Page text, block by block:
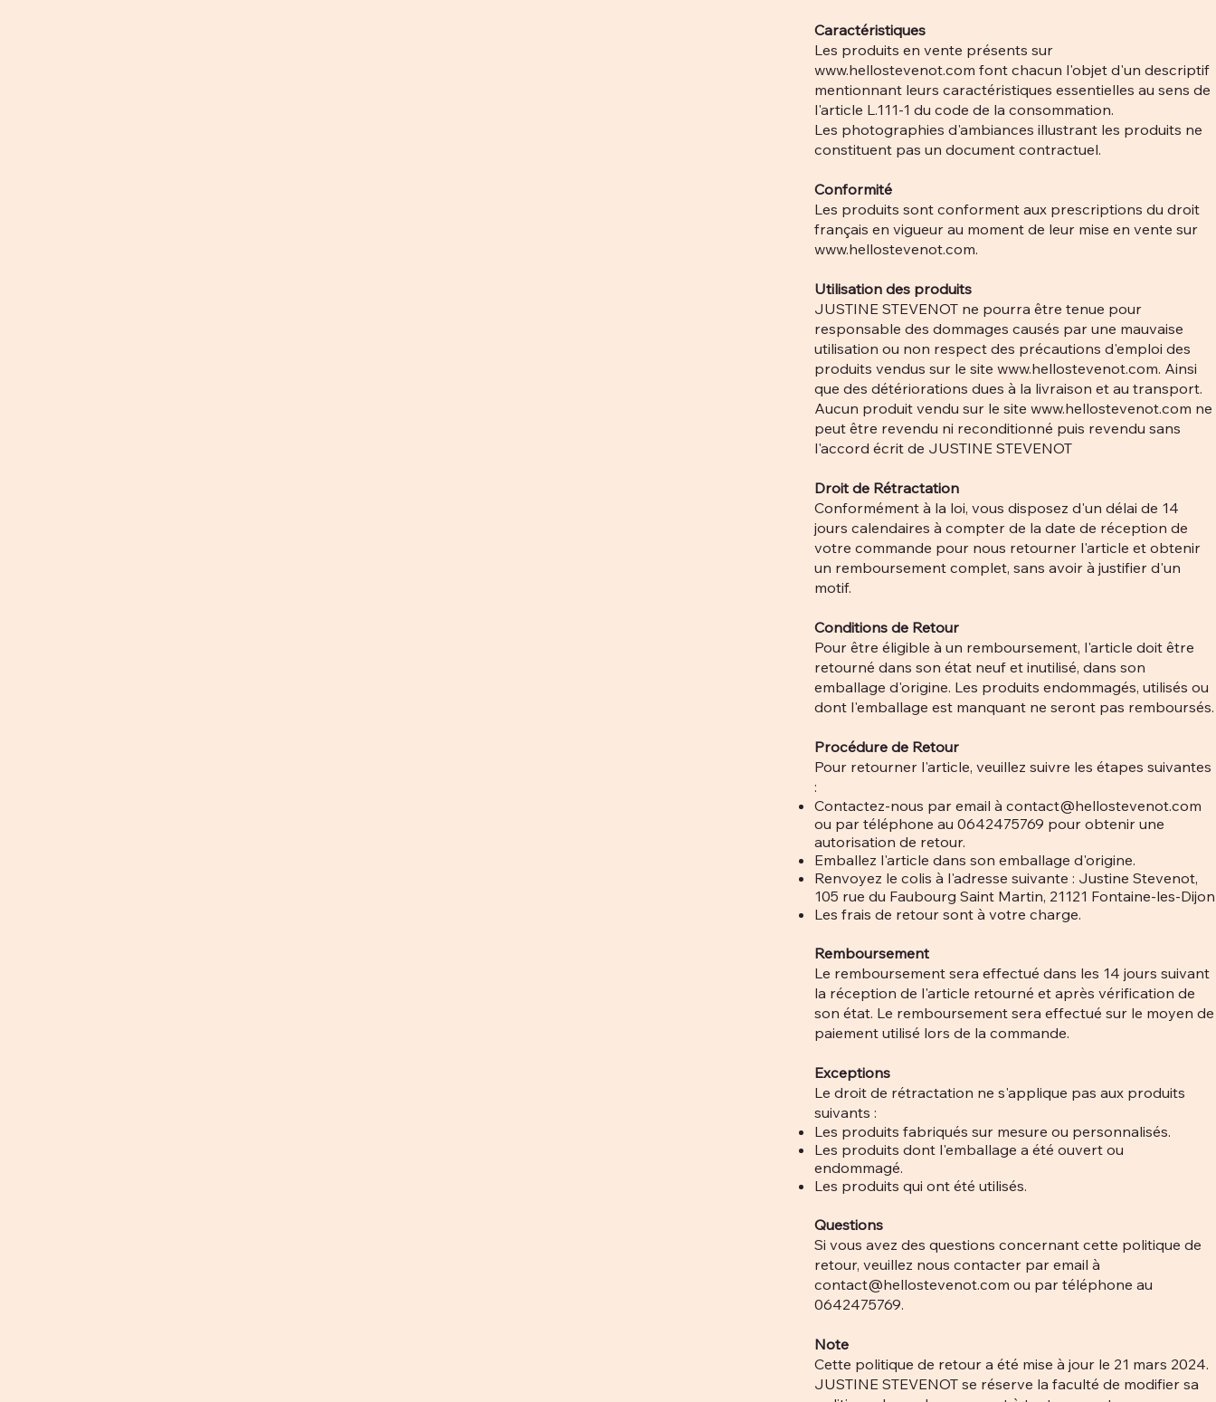
Caractéristiques
Les produits en vente présents sur
www.hellostevenot.com font chacun l'objet d'un descriptif
mentionnant leurs caractéristiques essentielles au sens de
l'article L.111-1 du code de la consommation.
Les photographies d'ambiances illustrant les produits ne
constituent pas un document contractuel.
Conformité
Les produits sont conforment aux prescriptions du droit
français en vigueur au moment de leur mise en vente sur
www.hellostevenot.com.
Utilisation des produits
JUSTINE STEVENOT ne pourra être tenue pour
responsable des dommages causés par une mauvaise
utilisation ou non respect des précautions d'emploi des
produits vendus sur le sitewww.hellostevenot.com. Ainsi
que des détériorations dues à la livraison et au transport.
Aucun produit vendu sur le sitewww.hellostevenot.com ne
peut être revendu ni reconditionné puis revendu sans
l'accord écrit de JUSTINE STEVENOT
Droit de Rétractation
Conformément à la loi, vous disposez d'un délai de 14
jours calendaires à compter de la date de réception de
votre commande pour nous retourner l'article et obtenir
un remboursement complet, sans avoir à justifier d'un
motif.
Conditions de Retour
Pour être éligible à un remboursement, l'article doit être
retourné dans son état neuf et inutilisé, dans son
emballage d'origine. Les produits endommagés, utilisés ou
dont l'emballage est manquant ne seront pas remboursés.
Procédure de Retour
Pour retourner l'article, veuillez suivre les étapes suivantes
:
Contactez-nous par email àcontact@hellostevenot.com
ou par téléphone au 0642475769 pour obtenir une
autorisation de retour.
Emballez l'article dans son emballage d'origine.
Renvoyez le colis à l'adresse suivante : Justine Stevenot,
105 rue du Faubourg Saint Martin, 21121 Fontaine-les-Dijon
Les frais de retour sont à votre charge.
Remboursement
Le remboursement sera effectué dans les 14 jours suivant
la réception de l'article retourné et après vérification de
son état. Le remboursement sera effectué sur le moyen de
paiement utilisé lors de la commande.
Exceptions
Le droit de rétractation ne s'applique pas aux produits
suivants :
Les produits fabriqués sur mesure ou personnalisés.
Les produits dont l'emballage a été ouvert ou
endommagé.
Les produits qui ont été utilisés.
Questions
Si vous avez des questions concernant cette politique de
retour, veuillez nous contacter par email à
contact@hellostevenot.com ou par téléphone au
0642475769.
Note
Cette politique de retour a été mise à jour le 21 mars 2024.
JUSTINE STEVENOT se réserve la faculté de modifier sa